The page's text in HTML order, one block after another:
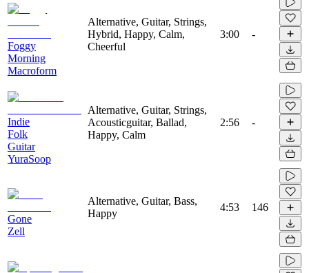
Foggy
Morning
Macroform
Alternative, Guitar, Strings,
Hybrid, Happy, Calm,
Cheerful
3:00 -
Indie
Folk
Guitar
YuraSoop
Alternative, Guitar, Strings,
Acousticguitar, Ballad,
Happy, Calm
2:56 -
Gone
Zell
Alternative, Guitar, Bass,
Happy
4:53 146